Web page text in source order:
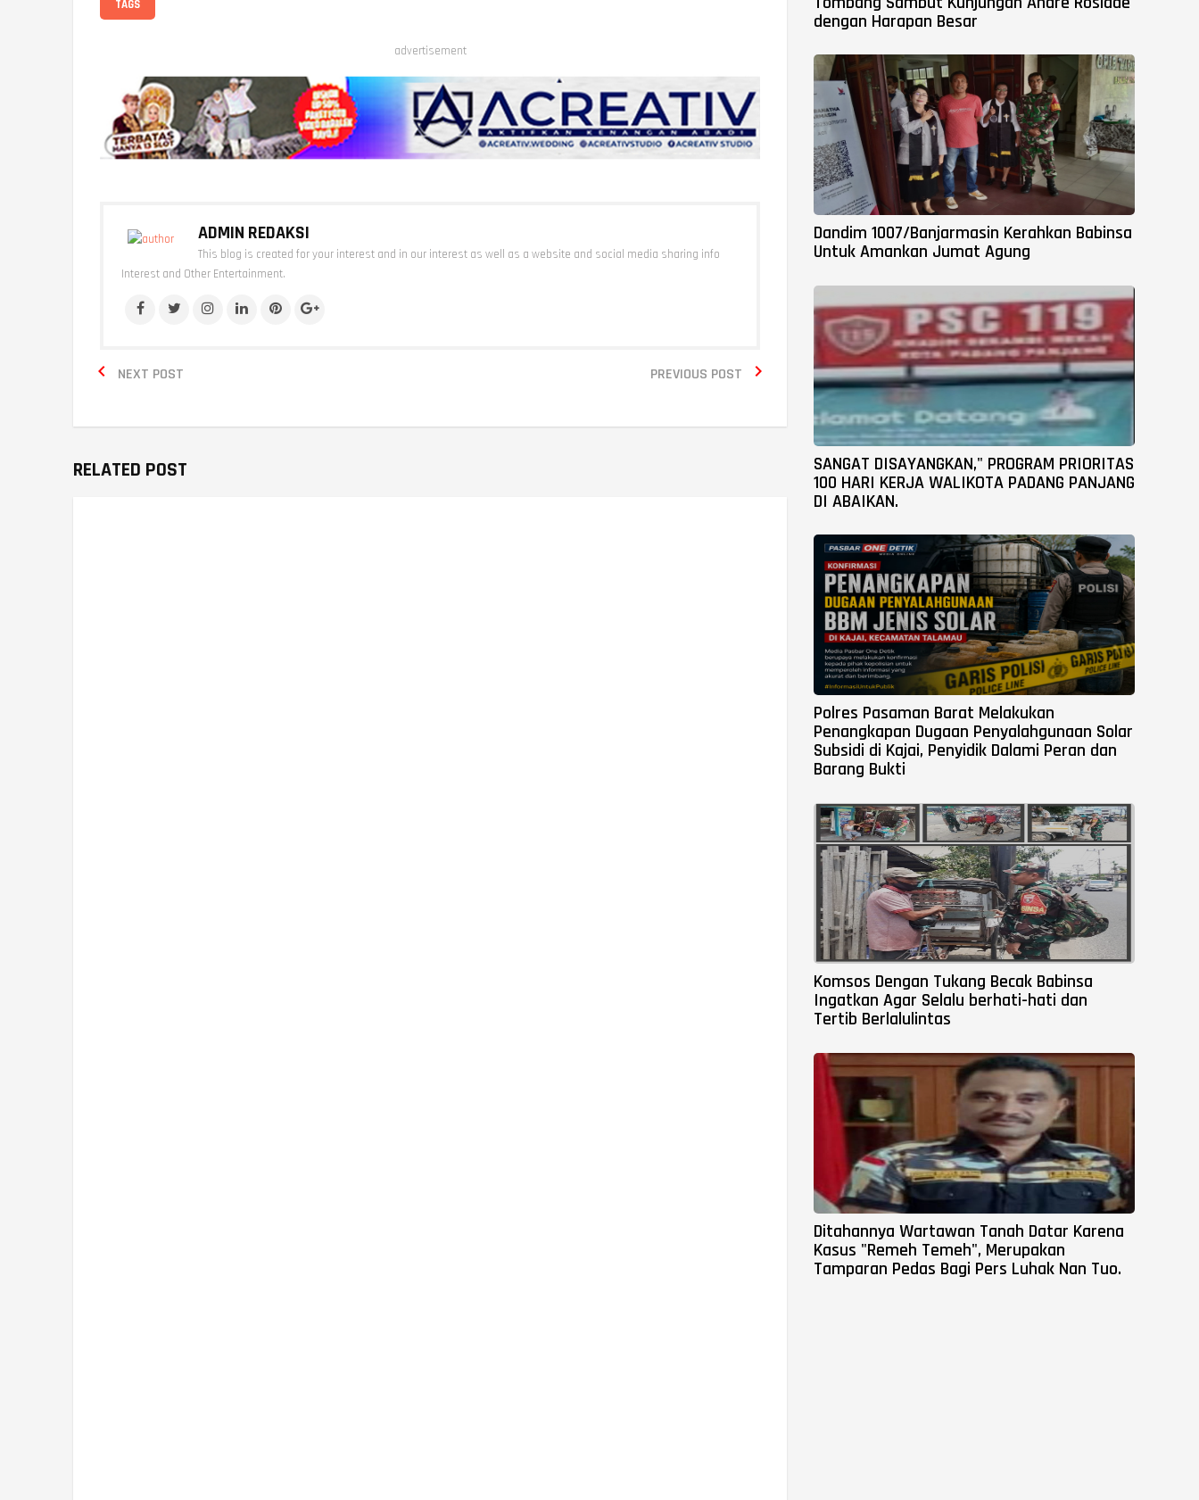
TAGS
advertisement
ADMIN REDAKSI
This blog is created for your interest and in our interest as well as a website and social media sharing info
Interest and Other Entertainment.
NEXT POST
 PREVIOUS POST 
RELATED POST
dengan Harapan Besar
Dandim 1007/Banjarmasin Kerahkan Babinsa
Untuk Amankan Jumat Agung
SANGAT DISAYANGKAN," PROGRAM PRIORITAS
100 HARI KERJA WALIKOTA PADANG PANJANG
DI ABAIKAN.
Polres Pasaman Barat Melakukan
Penangkapan Dugaan Penyalahgunaan Solar
Subsidi di Kajai, Penyidik Dalami Peran dan
Barang Bukti
Komsos Dengan Tukang Becak Babinsa
Ingatkan Agar Selalu berhati-hati dan
Tertib Berlalulintas
Ditahannya Wartawan Tanah Datar Karena
Kasus "Remeh Temeh", Merupakan
Tamparan Pedas Bagi Pers Luhak Nan Tuo.